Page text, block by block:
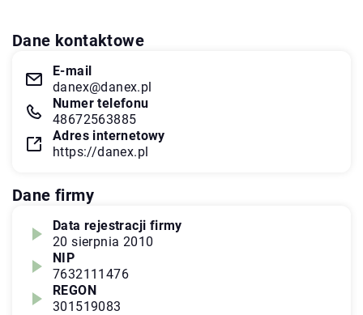
Dane kontaktowe
E-mail
danex@danex.pl
Numer telefonu
48672563885
Adres internetowy
https://danex.pl
Dane firmy
Data rejestracji firmy
20 sierpnia 2010
NIP
7632111476
REGON
301519083